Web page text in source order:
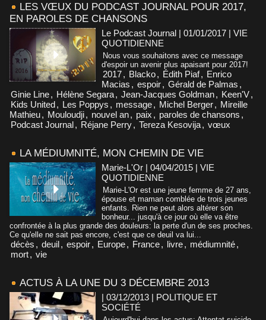
LES VŒUX DU PODCAST JOURNAL POUR 2017,
EN PAROLES DE CHANSONS
Le Podcast Journal | 01/01/2017 | VIE
QUOTIDIENNE
Nous vous souhaitons avec ce message
d'espoir un avenir plus apaisant pour 2017!
2017, Blacko, Édith Piaf, Enrico
Macias , espoir, Gérald de Palmas ,
Ginie Line, Hélène Segara, Jean-Jacques Goldman, Keen'V,
Kids United, Les Poppys , message, Michel Berger, Mireille
Mathieu, Mouloudji, nouvel an, paix , paroles de chansons ,
Podcast Journal, Réjane Perry, Tereza Kesovija, vœux
LA MÉDIUMNITÉ, MON CHEMIN DE VIE
Marie-L'Or | 04/04/2015 | VIE
QUOTIDIENNE
Marie-L'Or est une jeune femme de 27 ans,
épouse et maman comblée de trois jeunes
enfants. Rien ne peut alors altérer son
bonheur... jusqu'à ce jour où elle va être
confrontée à la plus grande des douleurs: la perte d'un de ses proches.
Ce qu'elle ne sait pas encore, c'est que ce deuil va lui...
décès , deuil, espoir, Europe, France, livre, médiumnité,
mort, vie
ACTUS À LA UNE DU 3 DÉCEMBRE 2013
| 03/12/2013 | POLITIQUE ET
SOCIÉTÉ